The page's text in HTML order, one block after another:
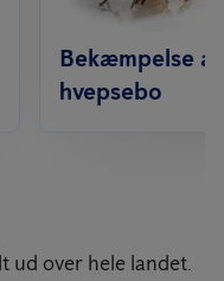
Bekæmpelse af
hvepsebo
ud over hele landet.